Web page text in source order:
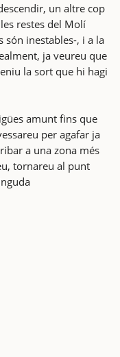
un altre cop
restes del Molí
són inestables-, i a la
ja veureu que
la sort que hi hagi
amunt fins que
per agafar ja
a una zona més
tornareu al punt